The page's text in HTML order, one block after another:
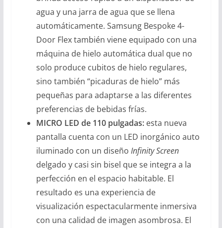
agua y una jarra de agua que se llena
automáticamente. Samsung Bespoke 4-
Door Flex también viene equipado con una
máquina de hielo automática dual que no
solo produce cubitos de hielo regulares,
sino también “picaduras de hielo” más
pequeñas para adaptarse a las diferentes
preferencias de bebidas frías.
MICRO LED de 110 pulgadas: esta nueva
pantalla cuenta con un LED inorgánico auto
iluminado con un diseño Infinity Screen
delgado y casi sin bisel que se integra a la
perfección en el espacio habitable. El
resultado es una experiencia de
visualización espectacularmente inmersiva
con una calidad de imagen asombrosa. El